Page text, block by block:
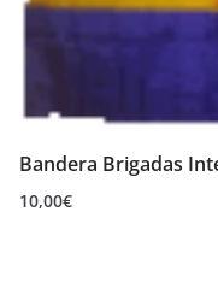
pueden
página
de
Bandera Brigadas
10,00€